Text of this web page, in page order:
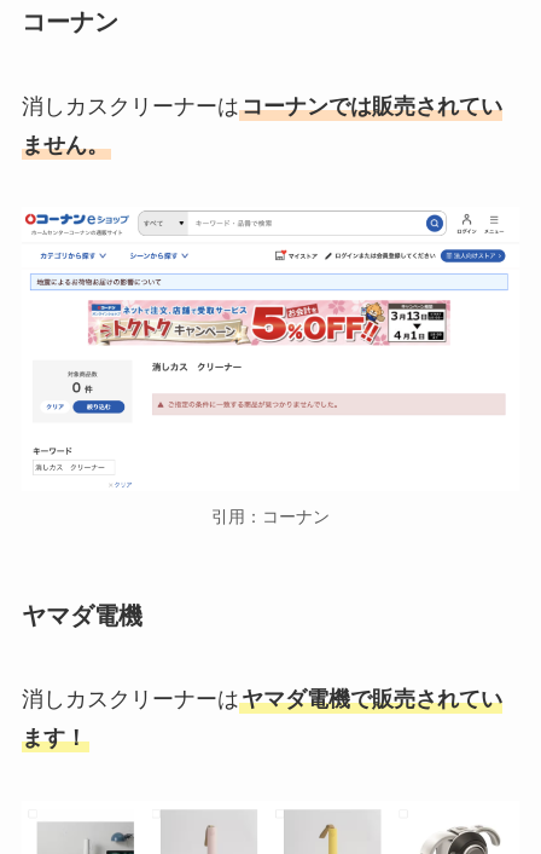
コーナン
消しカスクリーナーはコーナンでは販売されてい
ません。
引用：コーナン
ヤマダ電機
消しカスクリーナーはヤマダ電機で販売されてい
ます！